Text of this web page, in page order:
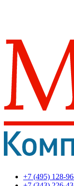
+7 (495) 128-